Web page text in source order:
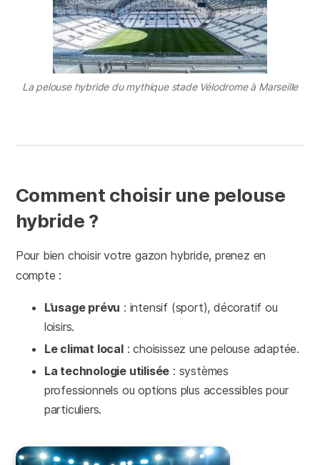
La pelouse hybride du mythique stade Vélodrome à Marseille
Comment choisir une pelouse
hybride ?
Pour bien choisir votre gazon hybride, prenez en
compte :
L’usage prévu : intensif (sport), décoratif ou
loisirs.
Le climat local: choisissez une pelouse adaptée.
La technologie utilisée : systèmes
professionnels ou options plus accessibles pour
particuliers.